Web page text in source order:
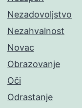
Nezadovoljstvo
Nezahvalnost
Novac
Obrazovanje
Oči
Odrastanje